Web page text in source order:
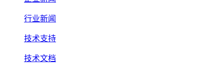
行业新闻
技术支持
技术文档